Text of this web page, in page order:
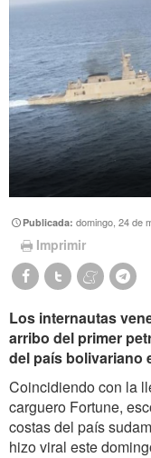
Publicada:domingo, 24 de
Imprimir
Los internautas
arribo del primer
del país bolivariano
Coincidiendo con la
carguero Fortune,
costas del país
hizo viral este